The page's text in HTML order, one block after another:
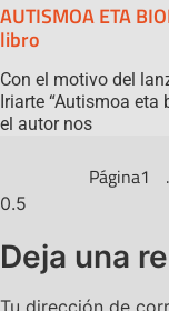
AUTISMOA ETA
libro
Con el motivo del
Iriarte “Autismoa
el autor nos
Página1
Deja una